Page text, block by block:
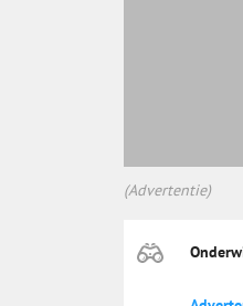
(Advertentie)